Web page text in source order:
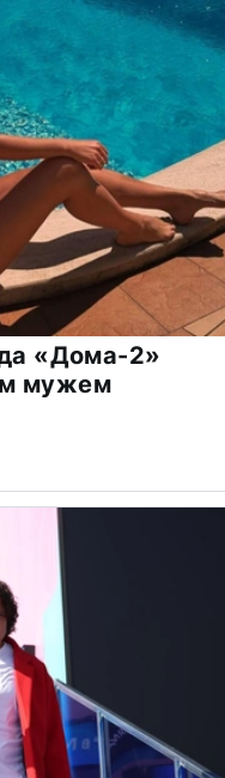
«Дома-2»
мужем